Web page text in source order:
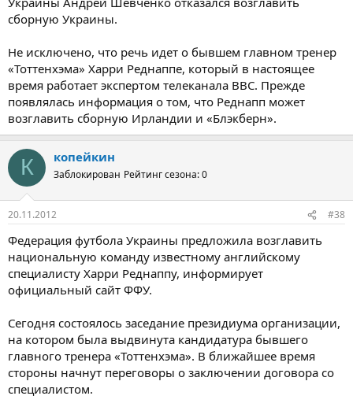
сборную Украины.
Не исключено, что речь идет о бывшем главном тренер
«Тоттенхэма» Харри Реднаппе, который в настоящее
время работает экспертом телеканала BBC. Прежде
появлялась информация о том, что Реднапп может
возглавить сборную Ирландии и «Блэкберн».
К копейкин
Заблокирован Рейтинг сезона: 0
20.11.2012 #38
Федерация футбола Украины предложила возглавить
национальную команду известному английскому
специалисту Харри Реднаппу, информирует
официальный сайт ФФУ.
Сегодня состоялось заседание президиума организации,
на котором была выдвинута кандидатура бывшего
главного тренера «Тоттенхэма». В ближайшее время
стороны начнут переговоры о заключении договора со
специалистом.